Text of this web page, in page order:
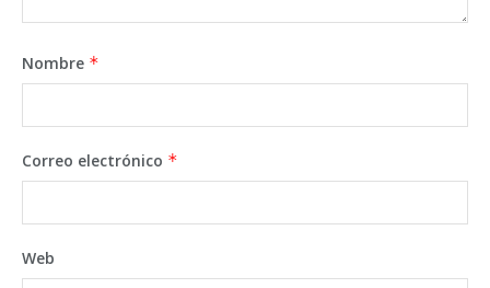
Nombre *
Correo electrónico *
Web